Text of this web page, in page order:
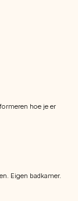
hoe je er
Eigen badkamer.